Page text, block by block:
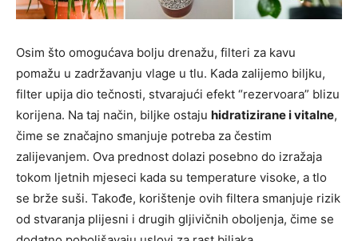
Osim što omogućava bolju drenažu, filteri za kavu
pomažu u zadržavanju vlage u tlu. Kada zalijemo biljku,
filter upija dio tečnosti, stvarajući efekt “rezervoara” blizu
korijena. Na taj način, biljke ostaju hidratizirane i vitalne,
čime se značajno smanjuje potreba za čestim
zalijevanjem. Ova prednost dolazi posebno do izražaja
tokom ljetnih mjeseci kada su temperature visoke, a tlo
se brže suši. Takođe, korištenje ovih filtera smanjuje rizik
od stvaranja plijesni i drugih gljivičnih oboljenja, čime se